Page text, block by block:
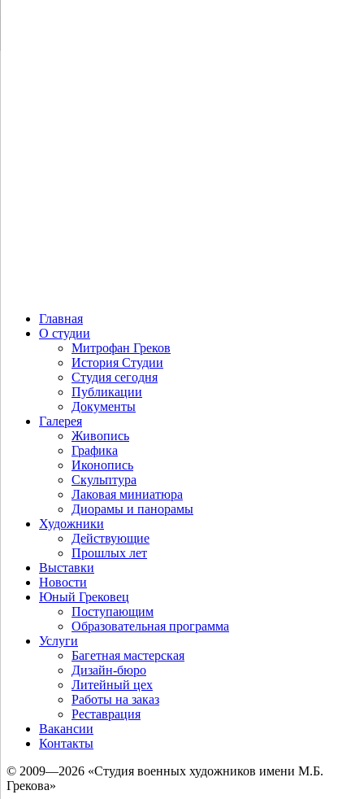
Главная
О студии
Митрофан Греков
История Студии
Студия сегодня
Публикации
Документы
Галерея
Живопись
Графика
Иконопись
Скульптура
Лаковая миниатюра
Диорамы и панорамы
Художники
Действующие
Прошлых лет
Выставки
Новости
Юный Грековец
Поступающим
Образовательная программа
Услуги
Багетная мастерская
Дизайн-бюро
Литейный цех
Работы на заказ
Реставрация
Вакансии
Контакты
© 2009—2026 «Студия военных художников имени М.Б.
Грекова»